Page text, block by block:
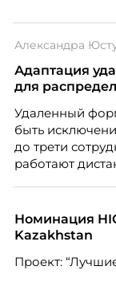
Александра
Адаптация
для
Удаленный
быть
до трети
работают
адаптация во
расстоянии она
потерять
Номинация
Kazakhstan
Проект: